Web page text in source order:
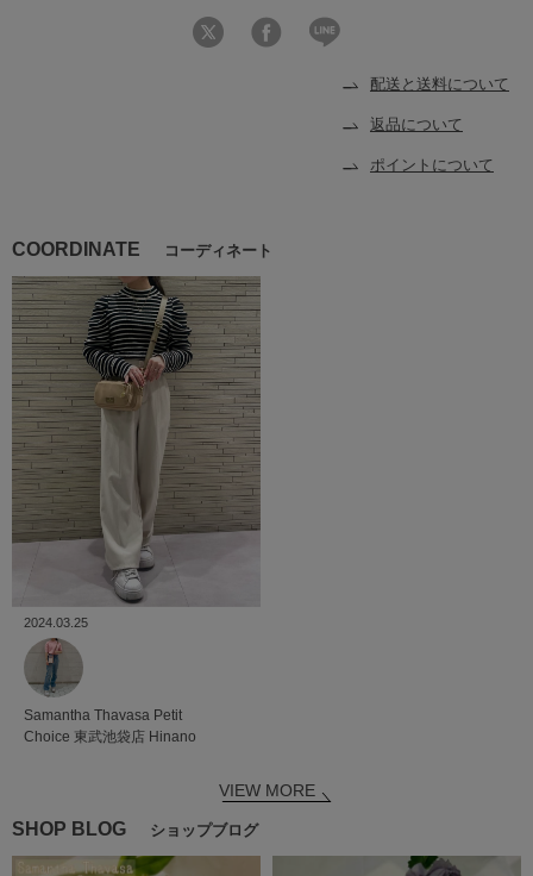
配送と送料について
返品について
ポイントについて
COORDINATE コーディネート
2024.03.25
Samantha Thavasa Petit
Choice 東武池袋店 Hinano
VIEW MORE
SHOP BLOG ショップブログ